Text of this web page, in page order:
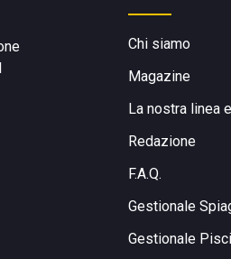
Chi siamo
Magazine
La nostra linea
Redazione
F.A.Q.
Gestionale
Gestionale